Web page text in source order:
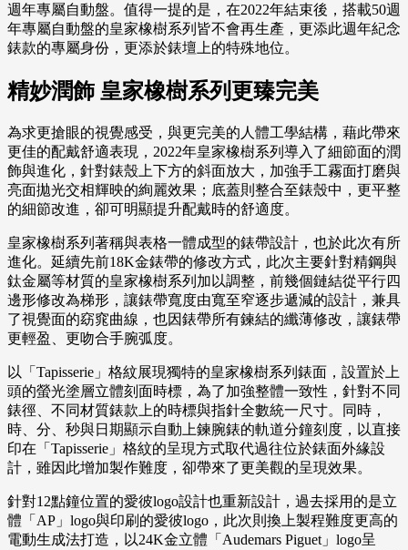
週年專屬自動盤。值得一提的是，在2022年結束後，搭載50週
年專屬自動盤的皇家橡樹系列皆不會再生產，更添此週年紀念
錶款的專屬身份，更添於錶壇上的特殊地位。
精妙潤飾 皇家橡樹系列更臻完美
為求更搶眼的視覺感受，與更完美的人體工學結構，藉此帶來
更佳的配戴舒適表現，2022年皇家橡樹系列導入了細節面的潤
飾與進化，針對錶殼上下方的斜面放大，加強手工霧面打磨與
亮面拋光交相輝映的絢麗效果；底蓋則整合至錶殼中，更平整
的細節改進，卻可明顯提升配戴時的舒適度。
皇家橡樹系列著稱與表格一體成型的錶帶設計，也於此次有所
進化。延續先前18K金錶帶的修改方式，此次主要針對精鋼與
鈦金屬等材質的皇家橡樹系列加以調整，前幾個鏈結從平行四
邊形修改為梯形，讓錶帶寬度由寬至窄逐步遞減的設計，兼具
了視覺面的窈窕曲線，也因錶帶所有鍊結的纖薄修改，讓錶帶
更輕盈、更吻合手腕弧度。
以「Tapisserie」格紋展現獨特的皇家橡樹系列錶面，設置於上
頭的螢光塗層立體刻面時標，為了加強整體一致性，針對不同
錶徑、不同材質錶款上的時標與指針全數統一尺寸。同時，
時、分、秒與日期顯示自動上鍊腕錶的軌道分鐘刻度，以直接
印在「Tapisserie」格紋的呈現方式取代過往位於錶面外緣設
計，雖因此增加製作難度，卻帶來了更美觀的呈現效果。
針對12點鐘位置的愛彼logo設計也重新設計，過去採用的是立
體「AP」logo與印刷的愛彼logo，此次則換上製程難度更高的
電動生成法打造，以24K金立體「Audemars Piguet」logo呈